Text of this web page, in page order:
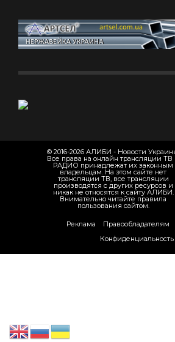
© 2016-2026 АЛИБИ - Новости
Все права на онлайн трансляции ТВ
РАДИО принадлежат их законным
владельцам. На этом сайте нет
трансляции ТВ, все трансляции
производятся с других ресурсов и
никак не относятся к сайту АЛИБИ.
Внимательно читайте правила
пользования сайтом.
Реклама Правообладателям
Конфиденциальность